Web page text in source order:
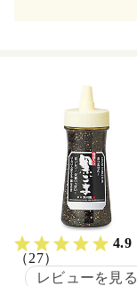
4.9
（27）
レビューを見る